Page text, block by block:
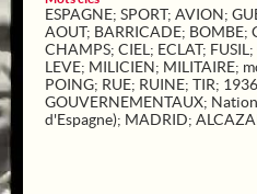
ESPAGNE; SPORT; AVION;
AOUT; BARRICADE; BOMBE;
CHAMPS; CIEL ; ECLAT; FUSIL ;
LEVE; MILICIEN; MILITAIRE;
POING; RUE; RUINE; TIR; 1936
GOUVERNEMENTAUX;
d'Espagne); MADRID;